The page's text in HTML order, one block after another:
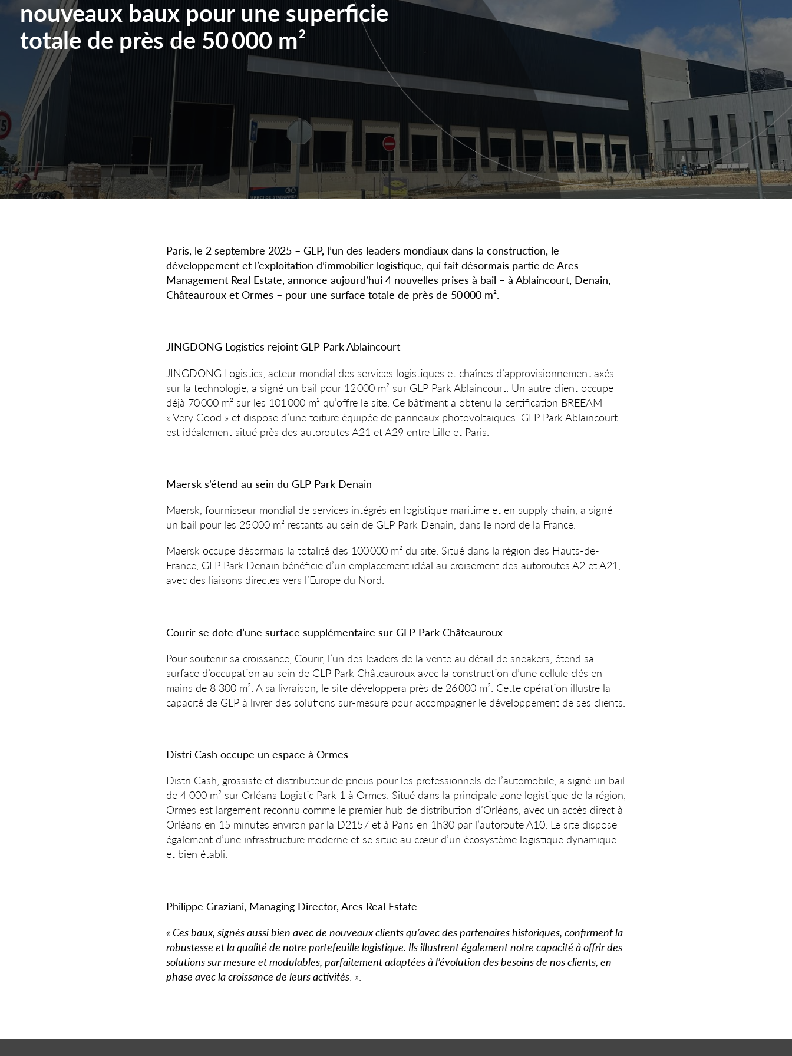
nouveaux baux pour une superficie
totale de près de 50 000 m²
Paris, le 2 septembre 2025 – GLP, l’un des leaders mondiaux dans la construction, le
développement et l’exploitation d’immobilier logistique, qui fait désormais partie de Ares
Management Real Estate, annonce aujourd’hui 4 nouvelles prises à bail – à Ablaincourt, Denain,
Châteauroux et Ormes – pour une surface totale de près de 50 000 m².
JINGDONG Logistics rejoint GLP Park Ablaincourt
JINGDONG Logistics, acteur mondial des services logistiques et chaînes d’approvisionnement axés
sur la technologie, a signé un bail pour 12 000 m² sur GLP Park Ablaincourt. Un autre client occupe
déjà 70 000 m² sur les 101 000 m² qu’offre le site. Ce bâtiment a obtenu la certification BREEAM
« Very Good » et dispose d’une toiture équipée de panneaux photovoltaïques. GLP Park Ablaincourt
est idéalement situé près des autoroutes A21 et A29 entre Lille et Paris.
Maersk s’étend au sein du GLP Park Denain
Maersk, fournisseur mondial de services intégrés en logistique maritime et en supply chain, a signé
un bail pour les 25 000 m² restants au sein de GLP Park Denain, dans le nord de la France.
Maersk occupe désormais la totalité des 100 000 m² du site. Situé dans la région des Hauts-de-
France, GLP Park Denain bénéficie d’un emplacement idéal au croisement des autoroutes A2 et A21,
avec des liaisons directes vers l’Europe du Nord.
Courir se dote d’une surface supplémentaire sur GLP Park Châteauroux
Pour soutenir sa croissance, Courir, l’un des leaders de la vente au détail de sneakers, étend sa
surface d’occupation au sein de GLP Park Châteauroux avec la construction d’une cellule clés en
mains de 8 300 m². A sa livraison, le site développera près de 26 000 m². Cette opération illustre la
capacité de GLP à livrer des solutions sur-mesure pour accompagner le développement de ses clients.
Distri Cash occupe un espace à Ormes
Distri Cash, grossiste et distributeur de pneus pour les professionnels de l’automobile, a signé un bail
de 4 000 m² sur Orléans Logistic Park 1 à Ormes. Situé dans la principale zone logistique de la région,
Ormes est largement reconnu comme le premier hub de distribution d’Orléans, avec un accès direct à
Orléans en 15 minutes environ par la D2157 et à Paris en 1h30 par l’autoroute A10. Le site dispose
également d’une infrastructure moderne et se situe au cœur d’un écosystème logistique dynamique
et bien établi.
Philippe Graziani, Managing Director, Ares Real Estate
« Ces baux, signés aussi bien avec de nouveaux clients qu’avec des partenaires historiques, confirment la
robustesse et la qualité de notre portefeuille logistique. Ils illustrent également notre capacité à offrir des
solutions sur mesure et modulables, parfaitement adaptées à l’évolution des besoins de nos clients, en
phase avec la croissance de leurs activités. ».